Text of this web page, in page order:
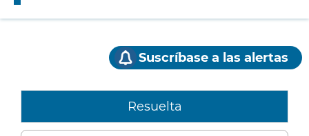
Suscríbase a las alertas
Resuelta